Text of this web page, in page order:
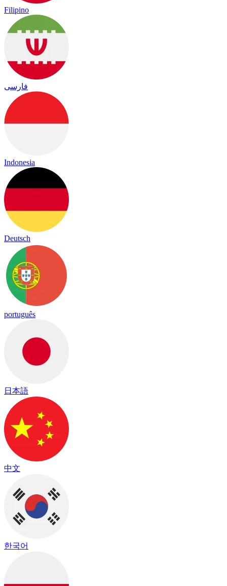
Filipino
فارسی
Indonesia
Deutsch
português
日本語
中文
한국어